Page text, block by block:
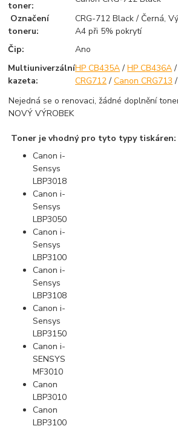
toner:
Označení
toneru:
CRG-712 Black / Černá,
A4 při 5% pokrytí
Čip:
Ano
Multiuniverzální
kazeta:
HP CB435A/HP CB436A
CRG712/Canon CRG713
Nejedná se o renovaci, žádné doplnění
NOVÝ VÝROBEK
Toner je vhodný pro tyto typy tiskáren:
Canon i-
Sensys
LBP3018
Canon i-
Sensys
LBP3050
Canon i-
Sensys
LBP3100
Canon i-
Sensys
LBP3108
Canon i-
Sensys
LBP3150
Canon i-
SENSYS
MF3010
Canon
LBP3010
Canon
LBP3100